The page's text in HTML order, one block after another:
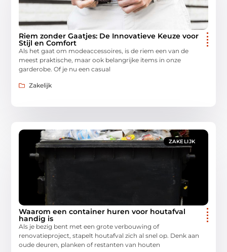
Riem zonder Gaatjes: De Innovatieve Keuze voor
Stijl en Comfort
Als het gaat om modeaccessoires, is de riem een van de
meest praktische, maar ook belangrijke items in onze
garderobe. Of je nu een casual
Zakelijk
ZAKELIJK
Waarom een container huren voor houtafval
handig is
Als je bezig bent met een grote verbouwing of
renovatieproject, stapelt houtafval zich al snel op. Denk aan
oude deuren, planken of restanten van houten